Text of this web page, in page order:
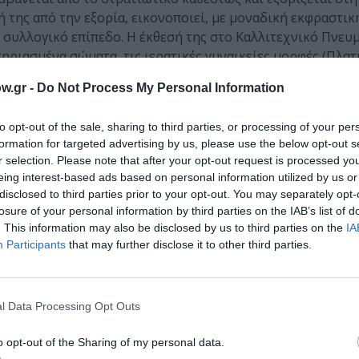
- Do Not Process My Personal Information
opt-out of the sale, sharing to third parties, or processing of your
for targeted advertising by us, please use the below opt-out
selection. Please note that after your opt-out request is processed
interest-based ads based on personal information utilized by us
to third parties prior to your opt-out. You may separately
of your personal information by third parties on the IAB’s list of
This information may also be disclosed by us to third parties on the
Participants that may further disclose it to other third parties.
Data Processing Opt Outs
opt-out of the Sharing of my personal data.
από την εξορία, εικονοποιεί, με μοναδική
επίπεδο. Η έκθεσή της στο Καλλιτεχνικό
σώματα, τις ιερατικές γυναικείες μορφές
το χρέος της.
χαφιέδων και αστυνομικών, υπό την απειλή
σ’ αυτές υποκαθιστά, κατά κάποιον τρόπο, την
οποίες παρουσιάζονται, μετά την αποκατάσταση της
τον ηρωισμό, την αντίσταση και την εναντίωση,
Οι σκλάβοι, τα στρεβλωμένα από τα
αγωνιστές και τους οπλισμένους
Προϊστάμενος Τμήματος Σύγχρονης Γλυπτικής,